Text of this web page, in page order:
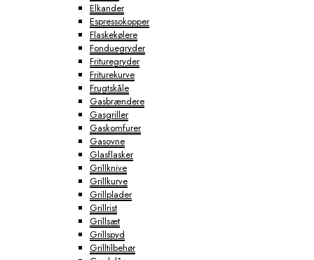
Elkander
Espressokopper
Flaskekølere
Fonduegryder
Frituregryder
Friturekurve
Frugtskåle
Gasbrændere
Gasgriller
Gaskomfurer
Gasovne
Glasflasker
Grillknive
Grillkurve
Grillplader
Grillrist
Grillsæt
Grillspyd
Grilltilbehør